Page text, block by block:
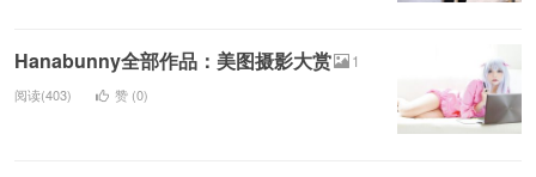
Hanabunny全部作品：美图摄影大赏 1
阅读(403) 赞 (0)